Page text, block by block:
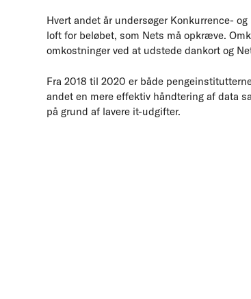
Hvert andet år undersøger Konkurrence-
loft for beløbet, som Nets må opkræve.
omkostninger ved at udstede dankort og
Fra 2018 til 2020 er både
andet en mere effektiv håndtering af data
på grund af lavere it-udgifter.